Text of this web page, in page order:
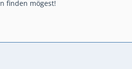
finden mögest!